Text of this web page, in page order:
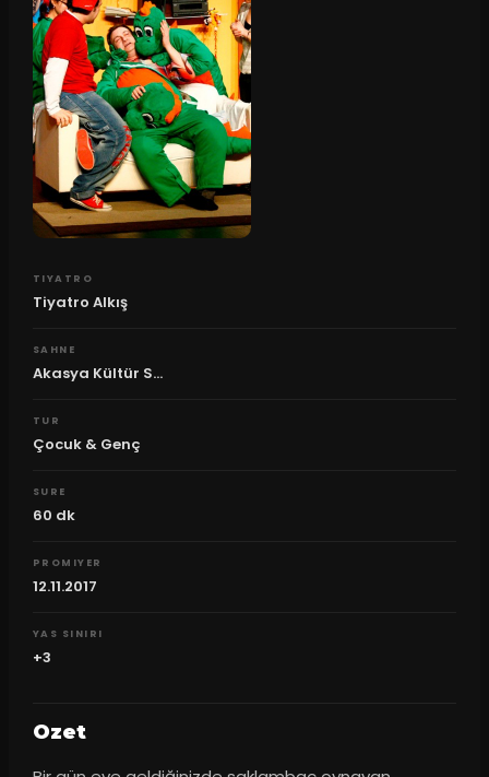
TIYATRO
Tiyatro Alkış
SAHNE
Akasya Kültür S...
TUR
Çocuk & Genç
SURE
60 dk
PROMIYER
12.11.2017
YAS SINIRI
+3
Ozet